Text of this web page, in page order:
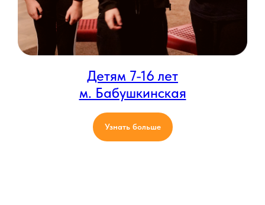
Детям 7-16 лет
м. Бабушкинская
Узнать больше